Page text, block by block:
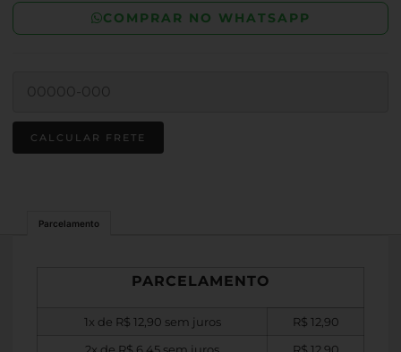
COMPRAR NO WHATSAPP
Parcelamento
PARCELAMENTO
1x de R$ 12,90 sem juros R$ 12,90
2x de R$ 6,45 sem juros R$ 12,90